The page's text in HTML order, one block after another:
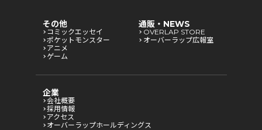
その他
コミックエッセイ
ポケットモンスター
アニメ
ゲーム
通販・NEWS
OVERLAP STORE
オーバーラップ広報室
企業
会社概要
採用情報
アクセス
オーバーラップホールディングス